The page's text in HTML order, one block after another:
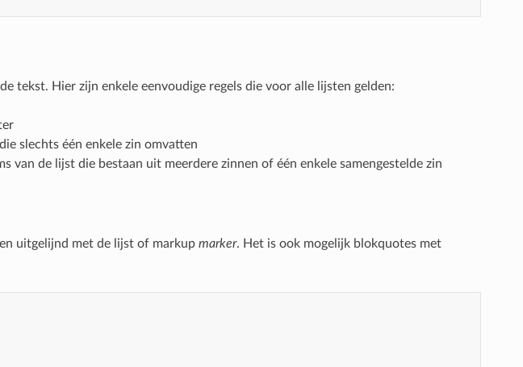
tekst. Hier zijn enkele eenvoudige regels die voor alle lijsten gelden:
slechts één enkele zin omvatten
van de lijst die bestaan uit meerdere zinnen of één enkele samengestelde zin
uitgelijnd met de lijst of markup marker. Het is ook mogelijk blokquotes met